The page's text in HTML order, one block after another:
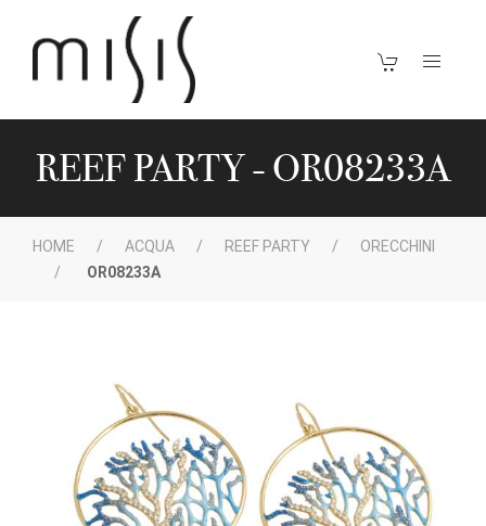
REEF PARTY - OR08233A
HOME ACQUA REEF PARTY
ORECCHINI
OR08233A